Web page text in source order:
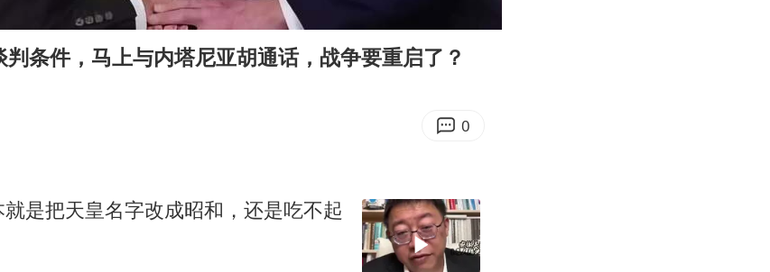
利用漏洞0元薅走3000多件家电
女柜员逆袭成4200亿银行副行长
开新局 实干挑大梁
条件，马上与内塔尼亚胡通话，战争要重启了？
0
是把天皇名字改成昭和，还是吃不起